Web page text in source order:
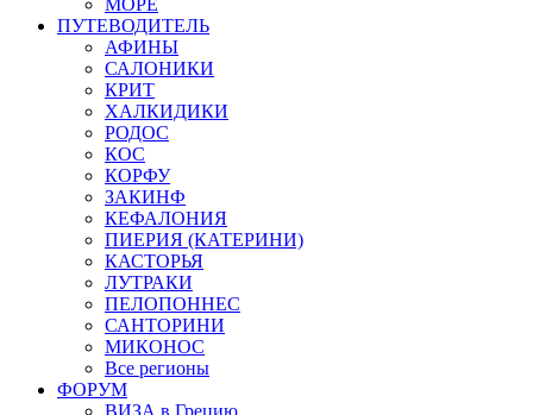
МОРЕ
ПУТЕВОДИТЕЛЬ
АФИНЫ
САЛОНИКИ
КРИТ
ХАЛКИДИКИ
РОДОС
КОС
КОРФУ
ЗАКИНФ
КЕФАЛОНИЯ
ПИЕРИЯ (КАТЕРИНИ)
КАСТОРЬЯ
ЛУТРАКИ
ПЕЛОПОННЕС
САНТОРИНИ
МИКОНОС
Все регионы
ФОРУМ
ВИЗА в Грецию